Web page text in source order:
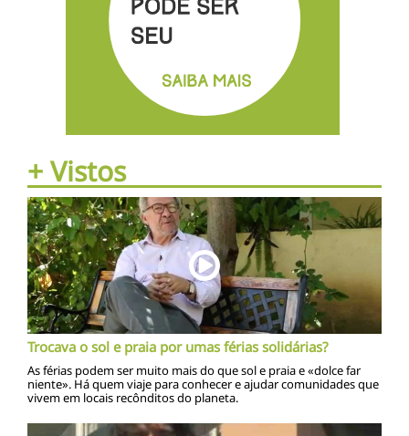
+ Vistos
Trocava o sol e praia por umas férias solidárias?
As férias podem ser muito mais do que sol e praia e «dolce far
niente». Há quem viaje para conhecer e ajudar comunidades que
vivem em locais recônditos do planeta.